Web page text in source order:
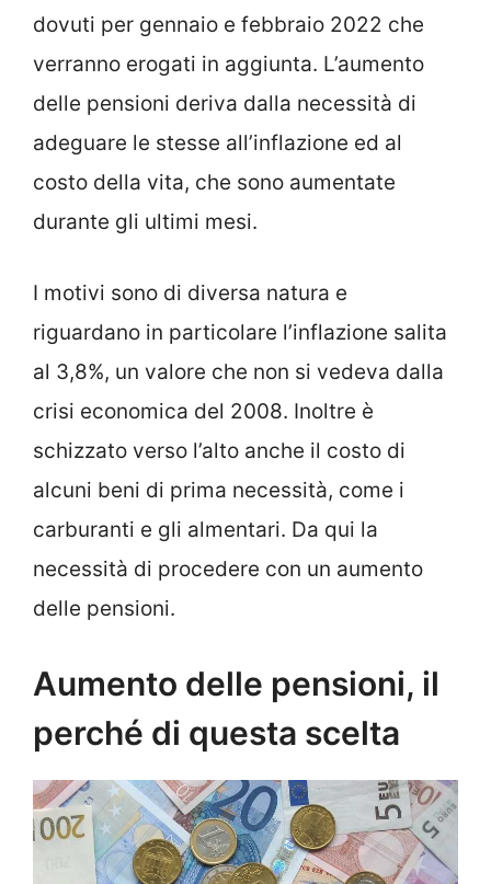
dovuti per gennaio e febbraio 2022 che
verranno erogati in aggiunta. L’aumento
delle pensioni deriva dalla necessità di
adeguare le stesse all’inflazione ed al
costo della vita, che sono aumentate
durante gli ultimi mesi.
I motivi sono di diversa natura e
riguardano in particolare l’inflazione salita
al 3,8%, un valore che non si vedeva dalla
crisi economica del 2008. Inoltre è
schizzato verso l’alto anche il costo di
alcuni beni di prima necessità, come i
carburanti e gli almentari. Da qui la
necessità di procedere con un aumento
delle pensioni.
Aumento delle pensioni, il
perché di questa scelta